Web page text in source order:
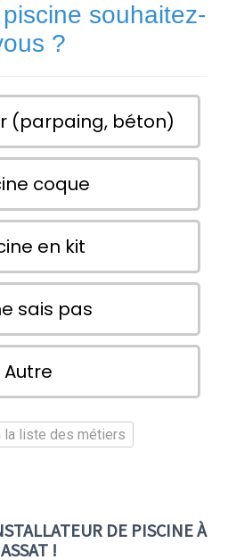
souhaitez-
?
(parpaing, béton)
coque
en kit
sais pas
Autre
la liste des métiers
DE PISCINE À
ASSAT !